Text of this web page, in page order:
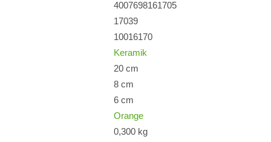
4007698161705
17039
10016170
Keramik
20 cm
8 cm
6 cm
Orange
0,300 kg